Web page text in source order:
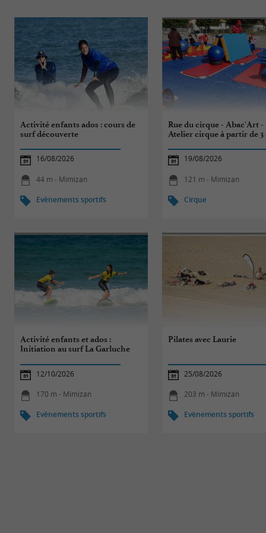
Activité enfants ados : cours de
surf découverte
16/08/2026
44 m - Mimizan
Evènements sportifs
Rue du cirque - Abac'Art -
Atelier cirque à partir de 3
19/08/2026
121 m - Mimizan
Cirque
Activité enfants et ados :
Initiation au surf La Garluche
12/10/2026
170 m - Mimizan
Evènements sportifs
Pilates avec Laurie
25/08/2026
203 m - Mimizan
Evènements sportifs